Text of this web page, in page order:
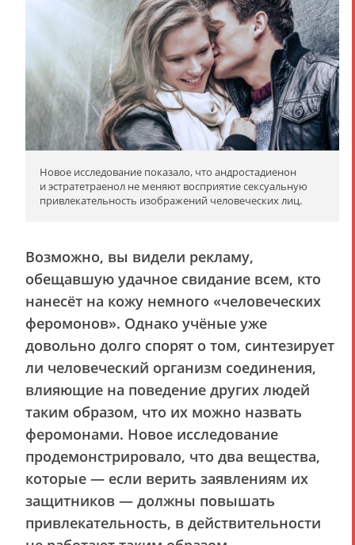
Новое исследование показало, что андростадиенон
и эстратетраенол не меняют восприятие сексуальную
привлекательность изображений человеческих лиц.
Возможно, вы видели рекламу,
обещавшую удачное свидание всем, кто
нанесёт на кожу немного «человеческих
феромонов». Однако учёные уже
довольно долго спорят о том, синтезирует
ли человеческий организм соединения,
влияющие на поведение других людей
таким образом, что их можно назвать
феромонами. Новое исследование
продемонстрировало, что два вещества,
которые — если верить заявлениям их
защитников — должны повышать
привлекательность, в действительности